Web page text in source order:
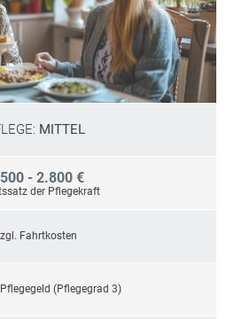
MITTEL
- 2.800 €
der Pflegekraft
Fahrtkosten
(Pflegegrad 3)